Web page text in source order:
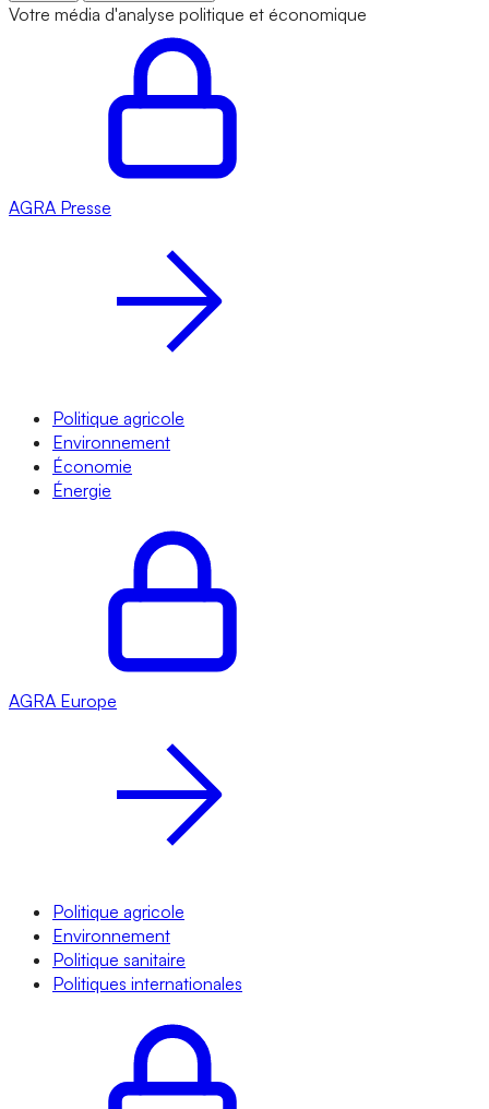
Votre média d'analyse politique et économique
AGRA Presse
Politique agricole
Environnement
Économie
Énergie
AGRA Europe
Politique agricole
Environnement
Politique sanitaire
Politiques internationales